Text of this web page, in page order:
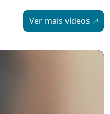
Ver mais vídeos